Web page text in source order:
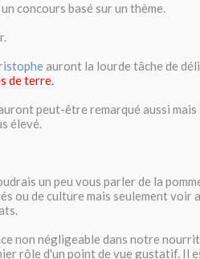
concours basé sur un thème.
auront la lourde tâche de
de terre.
peut-être remarqué aussi mais
élevé.
un peu vous parler de la
ou de culture mais seulement voir
non négligeable dans notre
rôle d'un point de vue gustatif. Il